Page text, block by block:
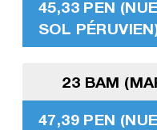
45,33 PEN
SOL
23 BAM
47,39 PEN